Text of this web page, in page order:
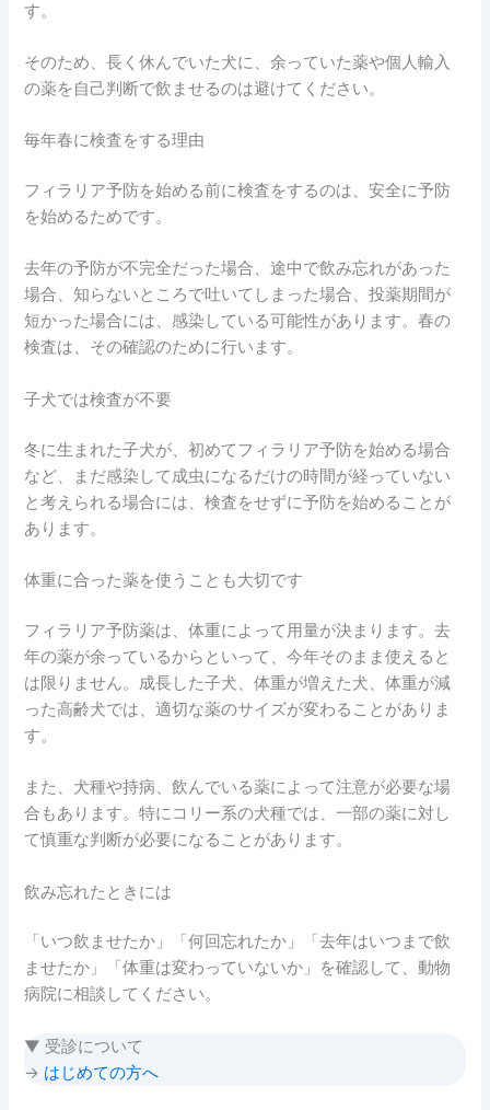
す。
そのため、長く休んでいた犬に、余っていた薬や個人輸入
の薬を自己判断で飲ませるのは避けてください。
毎年春に検査をする理由
フィラリア予防を始める前に検査をするのは、安全に予防
を始めるためです。
去年の予防が不完全だった場合、途中で飲み忘れがあった
場合、知らないところで吐いてしまった場合、投薬期間が
短かった場合には、感染している可能性があります。春の
検査は、その確認のために行います。
子犬では検査が不要
冬に生まれた子犬が、初めてフィラリア予防を始める場合
など、まだ感染して成虫になるだけの時間が経っていない
と考えられる場合には、検査をせずに予防を始めることが
あります。
体重に合った薬を使うことも大切です
フィラリア予防薬は、体重によって用量が決まります。去
年の薬が余っているからといって、今年そのまま使えると
は限りません。成長した子犬、体重が増えた犬、体重が減
った高齢犬では、適切な薬のサイズが変わることがありま
す。
また、犬種や持病、飲んでいる薬によって注意が必要な場
合もあります。特にコリー系の犬種では、一部の薬に対し
て慎重な判断が必要になることがあります。
飲み忘れたときには
「いつ飲ませたか」「何回忘れたか」「去年はいつまで飲
ませたか」「体重は変わっていないか」を確認して、動物
病院に相談してください。
▼ 受診について
→ はじめての方へ